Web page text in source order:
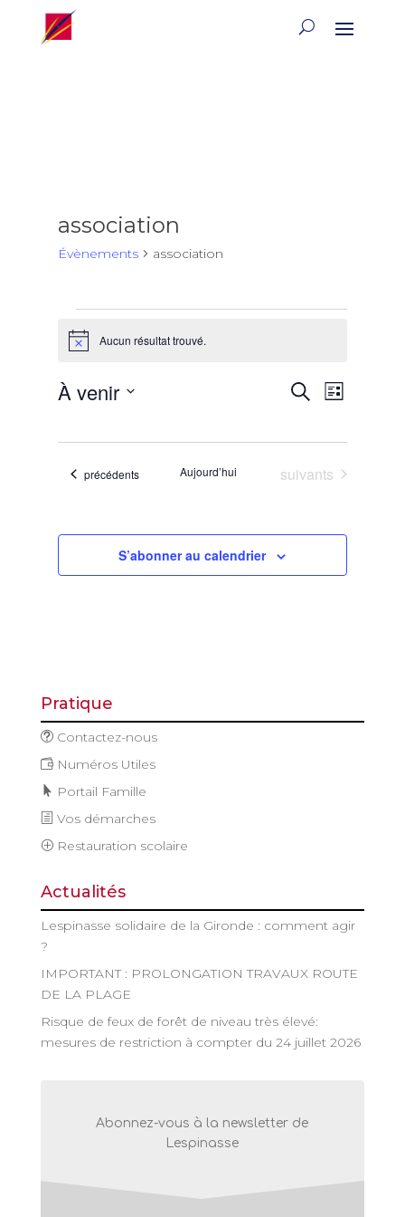
association
Évènements association
NoticeAucun résultat trouvé.
vues
Recherche
de
Liste
À venir
Évènements
précédents Aujourd’hui Évènements
suivants
S’abonner au calendrier
Pratique
Contactez-nous
Numéros Utiles
Portail Famille
Vos démarches
Restauration scolaire
Actualités
Lespinasse solidaire de la Gironde : comment agir
?
IMPORTANT : PROLONGATION TRAVAUX ROUTE
DE LA PLAGE
Risque de feux de forêt de niveau très élevé:
mesures de restriction à compter du 24 juillet 2026
Abonnez-vous à la newsletter de
Lespinasse